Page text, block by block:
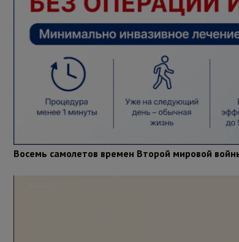
Восемь самолетов времен Второй мировой